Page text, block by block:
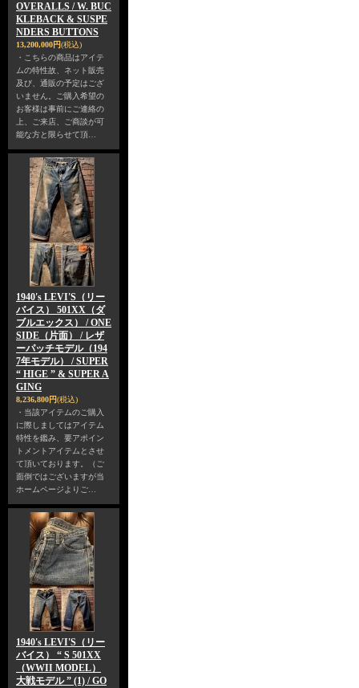
OVERALLS / W. BUC
KLEBACK & SUSPE
NDERS BUTTONS
13,200,000円(税込)
・こちらの商品はアイテ
ムの特性故、ネット販売
及び、通販の予定はござ
いません。ご購入希望の
お客様は事前にご連絡の
上、ご来店、ご商談が可
能な方と限らせて頂…
1940's LEVI'S（リー
バイス） 501XX（ダ
ブルエックス） / ONE
SIDE（片面） / レザ
ーパッチモデル（194
7年モデル） / SUPER
“ HIGE ” & SUPER A
GING
8,236,800円(税込)
・当該アイテムのご購入
に際しましてはアイテム
特性を鑑み、要アポイン
トメントアイテムとさせ
て頂いております。（ご
面倒ではございますが当
ホームページよりご…
1940's LEVI'S（リー
バイス） “ S 501XX
（WWII MODEL）
大戦モデル ” (1) / GO